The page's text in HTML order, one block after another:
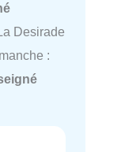
Desirade
: